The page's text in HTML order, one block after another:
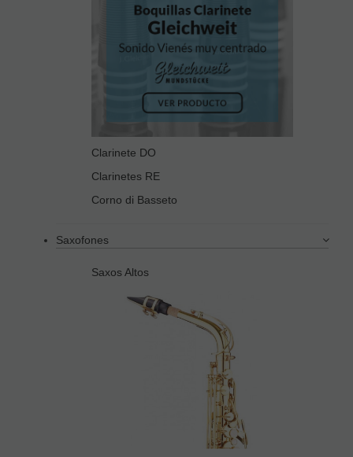
Clarinete DO
Clarinetes RE
Corno di Basseto
Saxofones
Saxos Altos